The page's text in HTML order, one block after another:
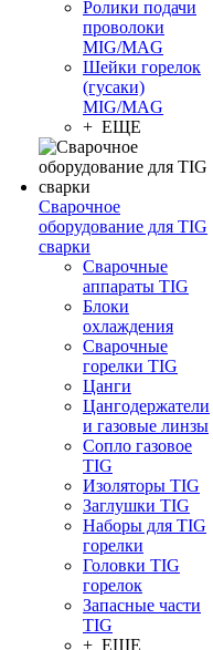
Ролики подачи
проволоки
MIG/MAG
Шейки горелок
(гусаки)
MIG/MAG
+ ЕЩЕ
Сварочное
оборудование для TIG
сварки
Сварочные
аппараты TIG
Блоки
охлаждения
Сварочные
горелки TIG
Цанги
Цангодержатели
и газовые линзы
Сопло газовое
TIG
Изоляторы TIG
Заглушки TIG
Наборы для TIG
горелки
Головки TIG
горелок
Запасные части
TIG
+ ЕЩЕ